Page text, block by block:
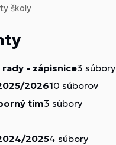
školy
- zápisnice3 súbory
202610 súborov
tím3 súbory
20254 súbory